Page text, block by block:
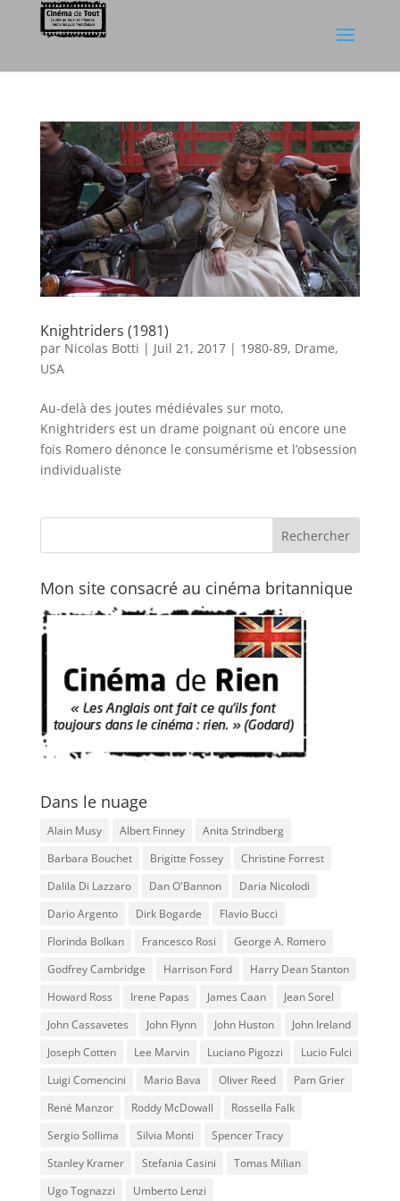
Knightriders (1981)
par Nicolas Botti | Juil 21, 2017| 1980-89, Drame,
USA
Au-delà des joutes médiévales sur moto,
Knightriders est un drame poignant où encore une
fois Romero dénonce le consumérisme et l’obsession
individualiste
Mon site consacré au cinéma britannique
Dans le nuage
Alain Musy Albert Finney
Anita Strindberg
Barbara Bouchet
Brigitte Fossey
Christine Forrest
Dalila Di Lazzaro
Dan O'Bannon
Daria Nicolodi
Dario Argento
Dirk Bogarde
Flavio Bucci
Florinda Bolkan
Francesco Rosi
George A. Romero
Godfrey Cambridge
Harrison Ford
Harry Dean Stanton
Howard Ross
Irene Papas James Caan
Jean Sorel
John Cassavetes
John Flynn John Huston
John Ireland
Joseph Cotten
Lee Marvin Luciano Pigozzi
Lucio Fulci
Luigi Comencini
Mario Bava Oliver Reed
Pam Grier
René Manzor
Roddy McDowall
Rossella Falk
Sergio Sollima
Silvia Monti
Spencer Tracy
Stanley Kramer
Stefania Casini
Tomas Milian
Ugo Tognazzi
Umberto Lenzi